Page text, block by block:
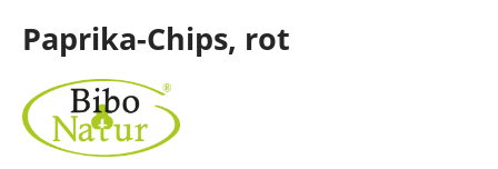
Paprika-Chips, rot